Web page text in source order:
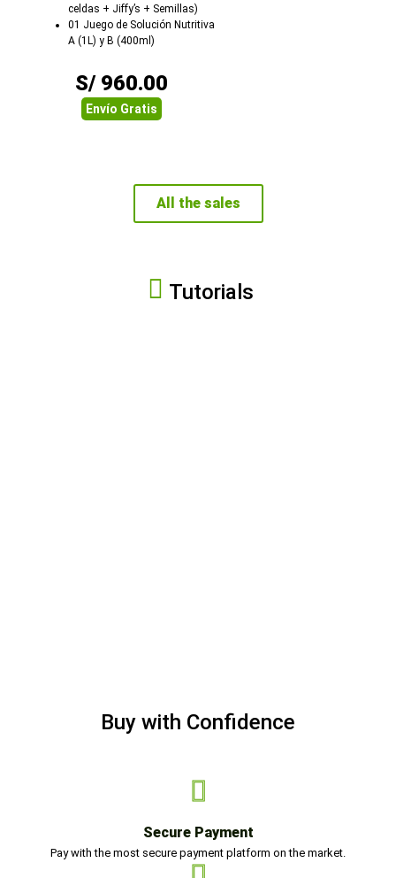
celdas + Jiffy’s + Semillas)
01 Juego de Solución Nutritiva
A (1L) y B (400ml)
S/960.00
Envío Gratis
All the sales
Tutorials
Buy with Confidence
Secure Payment
Pay with the most secure payment platform on the market.